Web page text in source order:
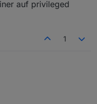
auf privileged
1